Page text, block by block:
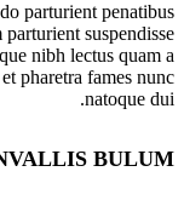
parturient penatibus
suspendisse
nibh lectus quam a
pharetra fames nunc
natoque dui.
BULUM